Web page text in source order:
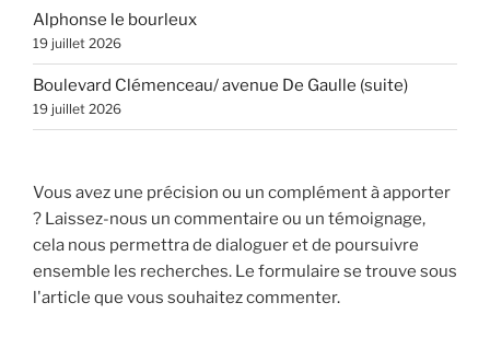
Alphonse le bourleux
19 juillet 2026
Boulevard Clémenceau/ avenue De Gaulle (suite)
19 juillet 2026
Vous avez une précision ou un complément à apporter
? Laissez-nous un commentaire ou un témoignage,
cela nous permettra de dialoguer et de poursuivre
ensemble les recherches. Le formulaire se trouve sous
l'article que vous souhaitez commenter.